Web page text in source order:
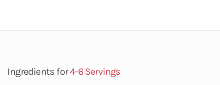
Ingredients for4-6 Servings